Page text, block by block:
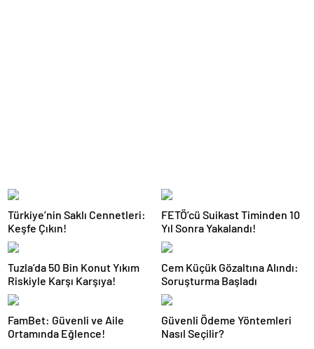
Türkiye’nin Saklı Cennetleri:
Keşfe Çıkın!
FETÖ’cü Suikast Timinden 10
Yıl Sonra Yakalandı!
Tuzla’da 50 Bin Konut Yıkım
Riskiyle Karşı Karşıya!
Cem Küçük Gözaltına Alındı:
Soruşturma Başladı
FamBet: Güvenli ve Aile
Ortamında Eğlence!
Güvenli Ödeme Yöntemleri
Nasıl Seçilir?